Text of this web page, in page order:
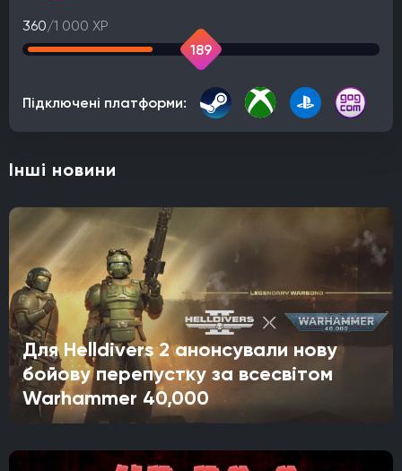
360/1 000 XP
189
Підключені платформи:
Інші новини
Для Helldivers 2 анонсували нову
бойову перепустку за всесвітом
Warhammer 40,000